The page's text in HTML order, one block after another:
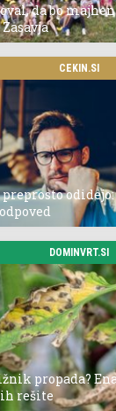
da bo
CEKIN.SI
DOMINVRT.SI
propada?
rešite